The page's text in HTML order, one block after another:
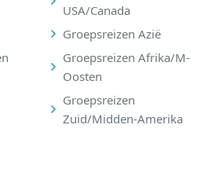
USA/Canada
Groepsreizen Azië
Groepsreizen Afrika/M-
Oosten
Groepsreizen
Zuid/Midden-Amerika